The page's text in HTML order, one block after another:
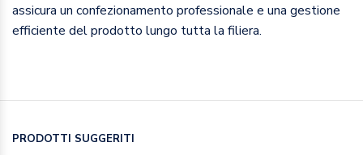
assicura un confezionamento professionale e una gestione
efficiente del prodotto lungo tutta la filiera.
PRODOTTI SUGGERITI